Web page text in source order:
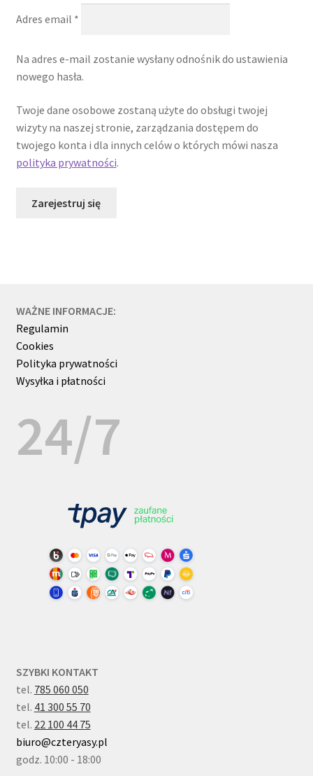
Adres email *
Na adres e-mail zostanie wysłany odnośnik do ustawienia
nowego hasła.
Twoje dane osobowe zostaną użyte do obsługi twojej
wizyty na naszej stronie, zarządzania dostępem do
twojego konta i dla innych celów o których mówi nasza
polityka prywatności.
Zarejestruj się
WAŻNE INFORMACJE:
Regulamin
Cookies
Polityka prywatności
Wysyłka i płatności
24/7
SZYBKI KONTAKT
tel. 785 060 050
tel. 41 300 55 70
tel. 22 100 44 75
biuro@czteryasy.pl
godz. 10:00 - 18:00